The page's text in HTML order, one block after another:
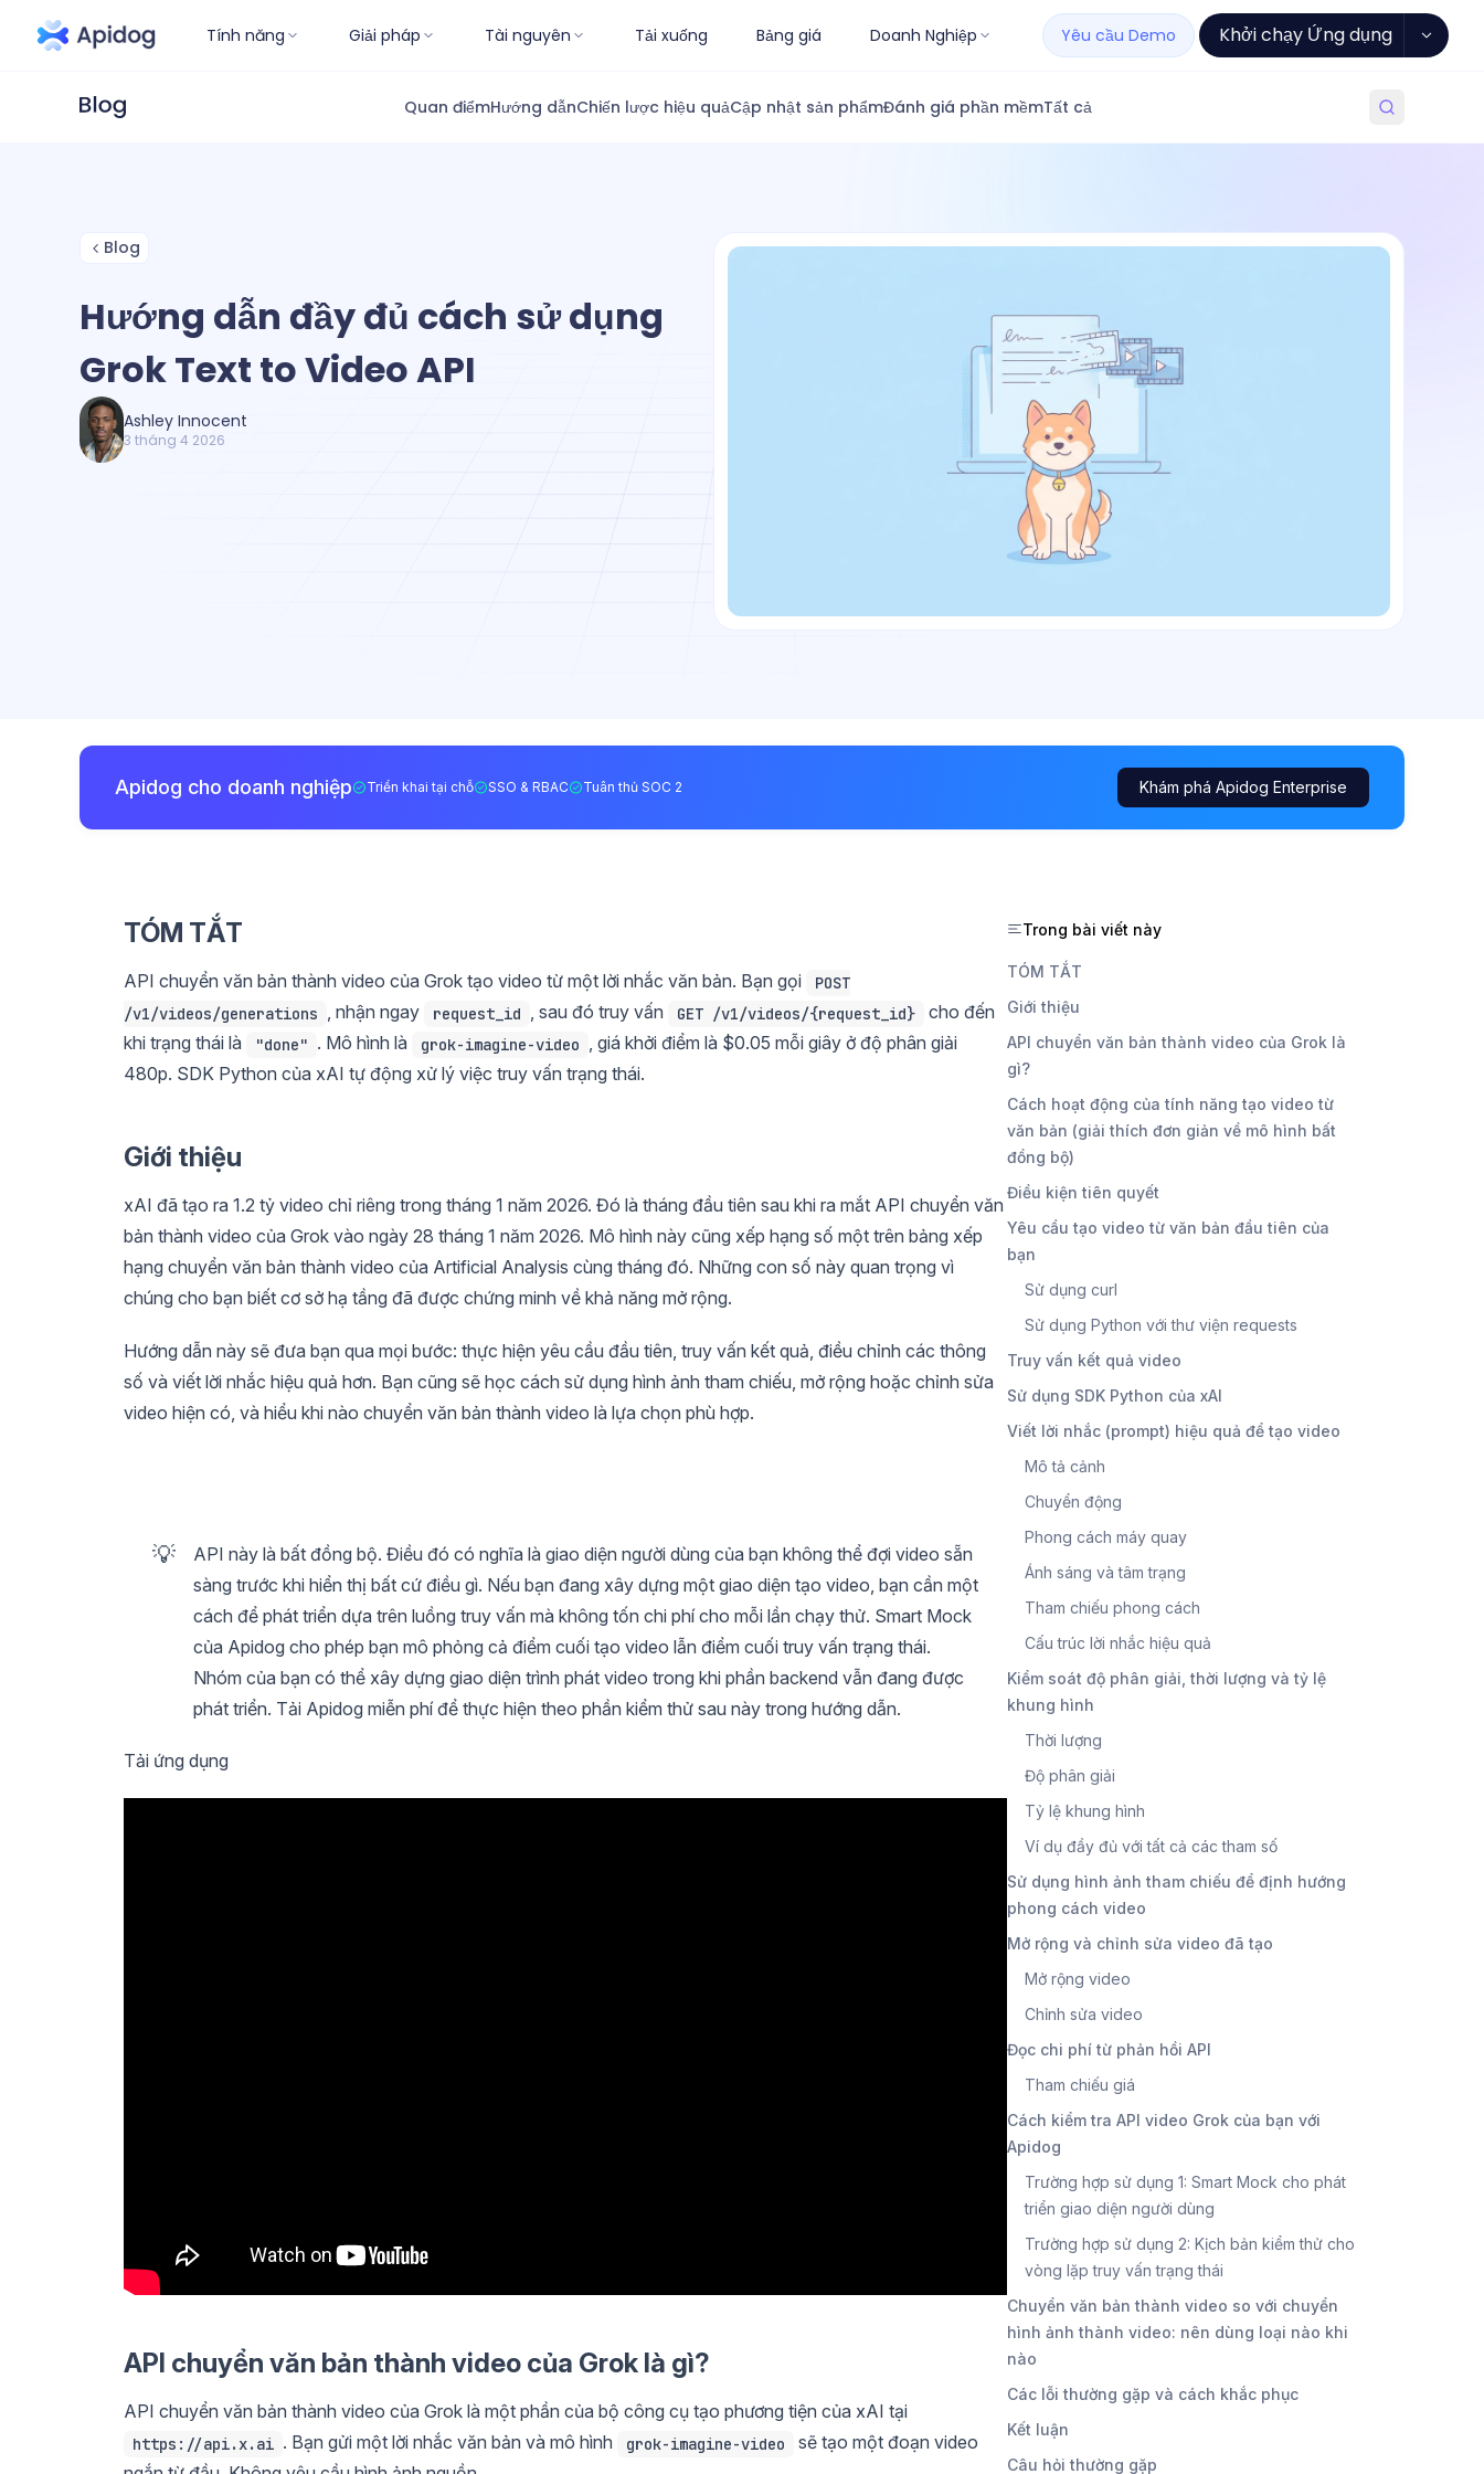
Tính năng Giải pháp Tài nguyên Tải xuống Bảng giá Doanh Nghiệp Yêu cầu Demo Khởi chạy Ứng dụng
Quan điểmHướng dẫnChiến lược hiệu quảCập nhật sản phẩmĐánh giá phần mềmTất cả
Blog
Hướng dẫn đầy đủ cách sử dụng
Grok Text to Video API
Ashley Innocent
3 tháng 4 2026
Apidog cho doanh nghiệp Triển khai tại chỗ SSO & RBAC Tuân thủ SOC 2 Khám phá Apidog Enterprise
TÓM TẮT
API chuyển văn bản thành video của Grok tạo video từ một lời nhắc văn bản. Bạn gọi
POST
/v1/videos/generations
, nhận ngay request_id , sau đó truy vấn GET /v1/videos/{request_id}
cho đến
khi trạng thái là
"done" . Mô hình là grok-imagine-video
, giá khởi điểm là $0.05 mỗi giây ở độ phân giải
480p. SDK Python của xAI tự động xử lý việc truy vấn trạng thái.
Giới thiệu
xAI đã tạo ra 1.2 tỷ video chỉ riêng trong tháng 1 năm 2026. Đó là tháng đầu tiên sau khi ra mắt API chuyển văn
bản thành video của Grok vào ngày 28 tháng 1 năm 2026. Mô hình này cũng xếp hạng số một trên bảng xếp
hạng chuyển văn bản thành video của Artificial Analysis cùng tháng đó. Những con số này quan trọng vì
chúng cho bạn biết cơ sở hạ tầng đã được chứng minh về khả năng mở rộng.
Hướng dẫn này sẽ đưa bạn qua mọi bước: thực hiện yêu cầu đầu tiên, truy vấn kết quả, điều chỉnh các thông
số và viết lời nhắc hiệu quả hơn. Bạn cũng sẽ học cách sử dụng hình ảnh tham chiếu, mở rộng hoặc chỉnh sửa
video hiện có, và hiểu khi nào chuyển văn bản thành video là lựa chọn phù hợp.
💡
API này là bất đồng bộ. Điều đó có nghĩa là giao diện người dùng của bạn không thể đợi video sẵn
sàng trước khi hiển thị bất cứ điều gì. Nếu bạn đang xây dựng một giao diện tạo video, bạn cần một
cách để phát triển dựa trên luồng truy vấn mà không tốn chi phí cho mỗi lần chạy thử. Smart Mock
của Apidog cho phép bạn mô phỏng cả điểm cuối tạo video lẫn điểm cuối truy vấn trạng thái.
Nhóm của bạn có thể xây dựng giao diện trình phát video trong khi phần backend vẫn đang được
phát triển. Tải Apidog miễn phí để thực hiện theo phần kiểm thử sau này trong hướng dẫn.
Tải ứng dụng
API chuyển văn bản thành video của Grok là gì?
API chuyển văn bản thành video của Grok là một phần của bộ công cụ tạo phương tiện của xAI tại
https://api.x.ai . Bạn gửi một lời nhắc văn bản và mô hình grok-imagine-video
sẽ tạo một đoạn video
Trong bài viết này
TÓM TẮT
Giới thiệu
API chuyển văn bản thành video của Grok là
gì?
Cách hoạt động của tính năng tạo video từ
văn bản (giải thích đơn giản về mô hình bất
đồng bộ)
Điều kiện tiên quyết
Yêu cầu tạo video từ văn bản đầu tiên của
bạn
Sử dụng curl
Sử dụng Python với thư viện requests
Truy vấn kết quả video
Sử dụng SDK Python của xAI
Viết lời nhắc (prompt) hiệu quả để tạo video
Mô tả cảnh
Chuyển động
Phong cách máy quay
Ánh sáng và tâm trạng
Tham chiếu phong cách
Cấu trúc lời nhắc hiệu quả
Kiểm soát độ phân giải, thời lượng và tỷ lệ
khung hình
Thời lượng
Độ phân giải
Tỷ lệ khung hình
Ví dụ đầy đủ với tất cả các tham số
Sử dụng hình ảnh tham chiếu để định hướng
phong cách video
Mở rộng và chỉnh sửa video đã tạo
Mở rộng video
Chỉnh sửa video
Đọc chi phí từ phản hồi API
Tham chiếu giá
Cách kiểm tra API video Grok của bạn với
Apidog
Trường hợp sử dụng 1: Smart Mock cho phát
triển giao diện người dùng
Trường hợp sử dụng 2: Kịch bản kiểm thử cho
vòng lặp truy vấn trạng thái
Chuyển văn bản thành video so với chuyển
hình ảnh thành video: nên dùng loại nào khi
nào
Các lỗi thường gặp và cách khắc phục
Kết luận
Câu hỏi thường gặp